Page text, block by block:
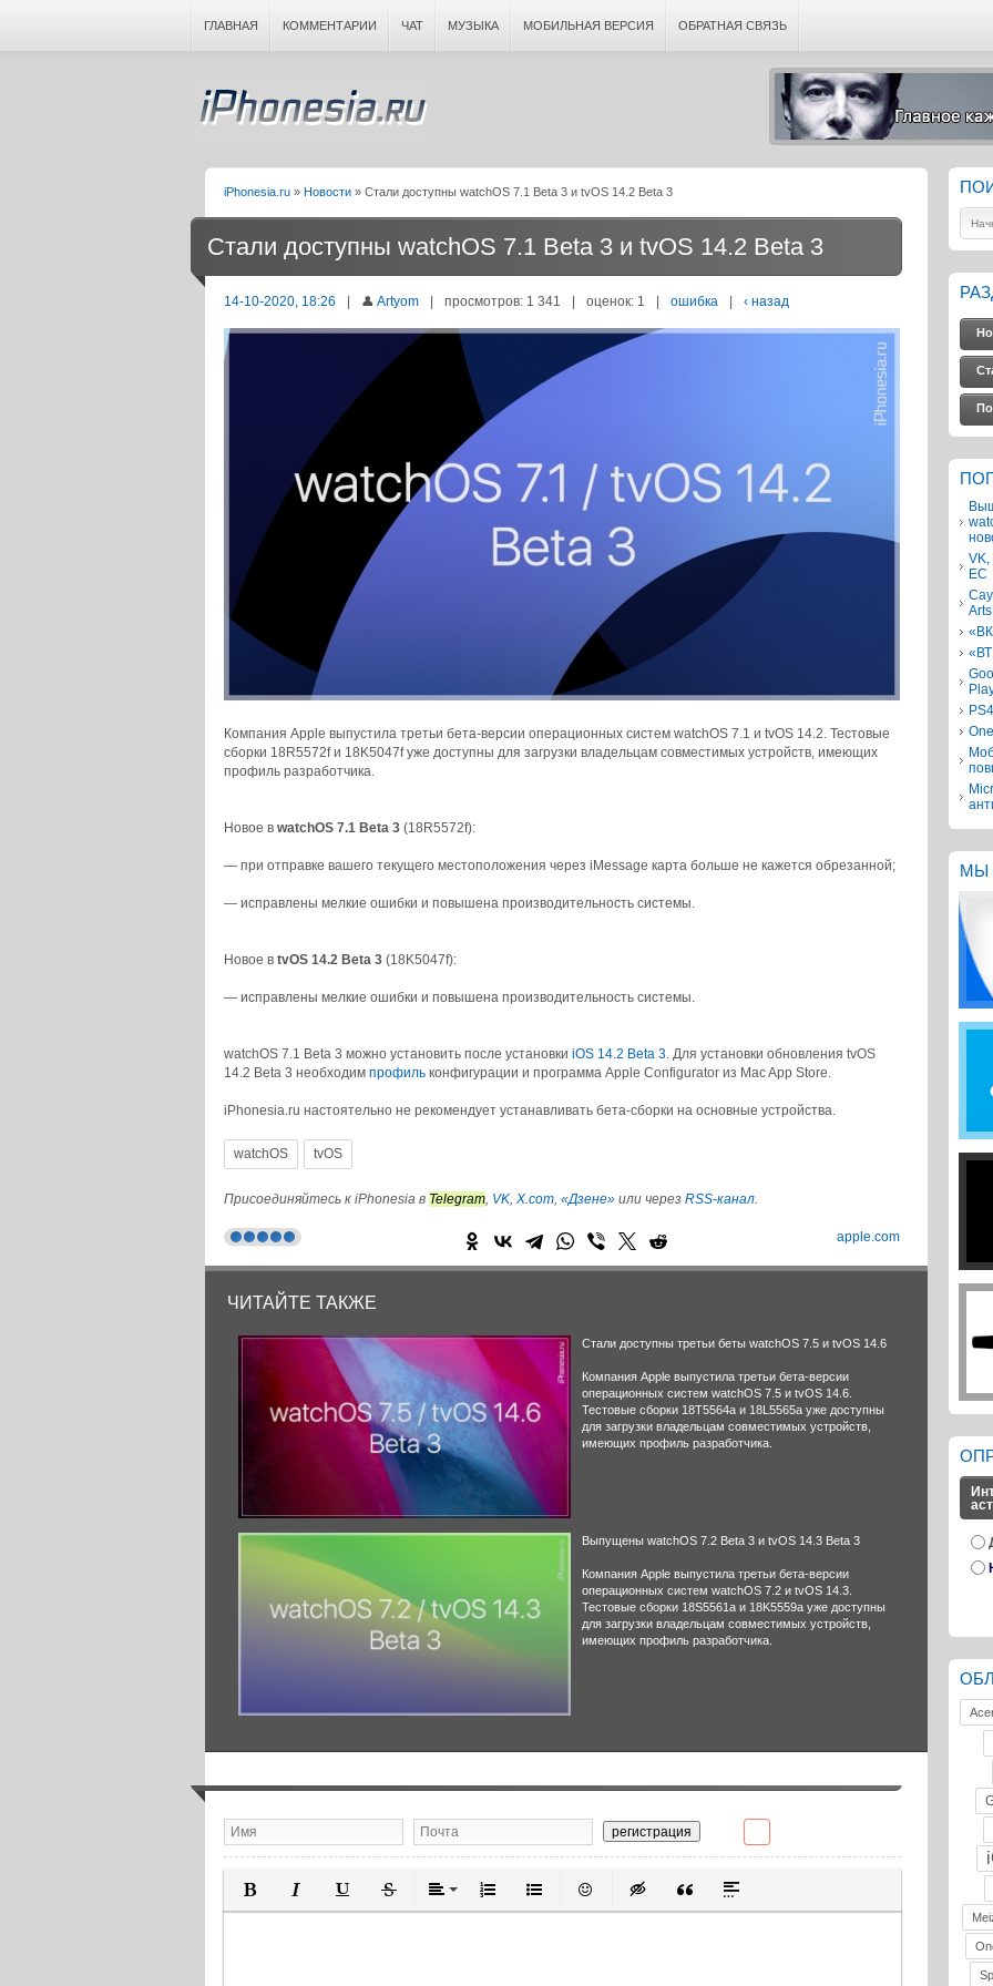
ГЛАВНАЯ КОММЕНТАРИИ ЧАТ МУЗЫКА МОБИЛЬНАЯ ВЕРСИЯ ОБРАТНАЯ СВЯЗЬ
iPhonesia.ru » Новости » Стали доступны watchOS 7.1 Beta 3 и tvOS 14.2 Beta 3
Стали доступны watchOS 7.1 Beta 3 и tvOS 14.2 Beta 3
14-10-2020, 18:26 | 👤 Artyom | просмотров: 1 341 | оценок: 1 | ошибка | ‹ назад
Компания Apple выпустила третьи бета-версии операционных систем watchOS 7.1 и tvOS 14.2. Тестовые
сборки 18R5572f и 18K5047f уже доступны для загрузки владельцам совместимых устройств, имеющих
профиль разработчика.
Новое в watchOS 7.1 Beta 3 (18R5572f):
— при отправке вашего текущего местоположения через iMessage карта больше не кажется обрезанной;
— исправлены мелкие ошибки и повышена производительность системы.
Новое в tvOS 14.2 Beta 3 (18K5047f):
— исправлены мелкие ошибки и повышена производительность системы.
watchOS 7.1 Beta 3 можно установить после установки iOS 14.2 Beta 3. Для установки обновления tvOS
14.2 Beta 3 необходим профиль конфигурации и программа Apple Configurator из Mac App Store.
iPhonesia.ru настоятельно не рекомендует устанавливать бета-сборки на основные устройства.
watchOS
tvOS
Присоединяйтесь к iPhonesia в Telegram, VK, X.com, «Дзене» или через RSS-канал.
apple.com
ЧИТАЙТЕ ТАКЖЕ
Стали доступны третьи беты watchOS 7.5 и tvOS 14.6
Компания Apple выпустила третьи бета-версии
операционных систем watchOS 7.5 и tvOS 14.6.
Тестовые сборки 18T5564a и 18L5565a уже доступны
для загрузки владельцам совместимых устройств,
имеющих профиль разработчика.
Выпущены watchOS 7.2 Beta 3 и tvOS 14.3 Beta 3
Компания Apple выпустила третьи бета-версии
операционных систем watchOS 7.2 и tvOS 14.3.
Тестовые сборки 18S5561a и 18K5559a уже доступны
для загрузки владельцам совместимых устройств,
имеющих профиль разработчика.
регистрация
Полужирный
КурсивПодчеркнутый
ЗачеркнутыйВыравнивание
Нумерованный список
Маркированный список
Вставить смайлик
Вставка скрытого текста
Вставка цитаты
Вставка спойлера
VK,
ЕС
Arts
МЫ